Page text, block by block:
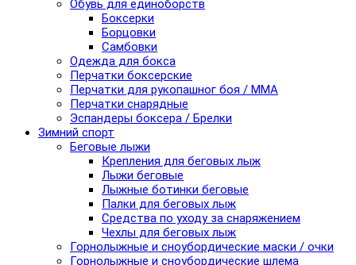
Обувь для единоборств
Боксерки
Борцовки
Самбовки
Одежда для бокса
Перчатки боксерские
Перчатки для рукопашног боя / ММА
Перчатки снарядные
Эспандеры боксера / Брелки
Зимний спорт
Беговые лыжи
Крепления для беговых лыж
Лыжи беговые
Лыжные ботинки беговые
Палки для беговых лыж
Средства по уходу за снаряжением
Чехлы для беговых лыж
Горнолыжные и сноубордические маски / очки
Горнолыжные и сноубордические шлема